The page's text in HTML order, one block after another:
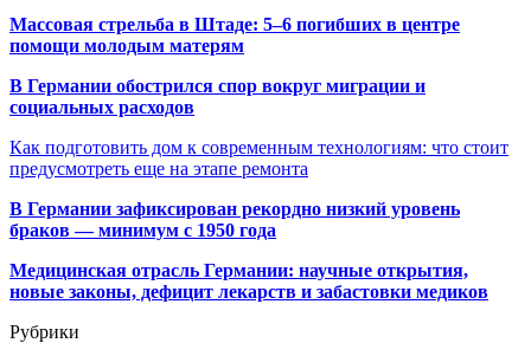
Массовая стрельба в Штаде: 5–6 погибших в центре
помощи молодым матерям
В Германии обострился спор вокруг миграции и
социальных расходов
Как подготовить дом к современным технологиям: что стоит
предусмотреть еще на этапе ремонта
В Германии зафиксирован рекордно низкий уровень
браков — минимум с 1950 года
Медицинская отрасль Германии: научные открытия,
новые законы, дефицит лекарств и забастовки медиков
Рубрики